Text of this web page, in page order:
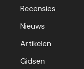
Recensies
Nieuws
Artikelen
Gidsen